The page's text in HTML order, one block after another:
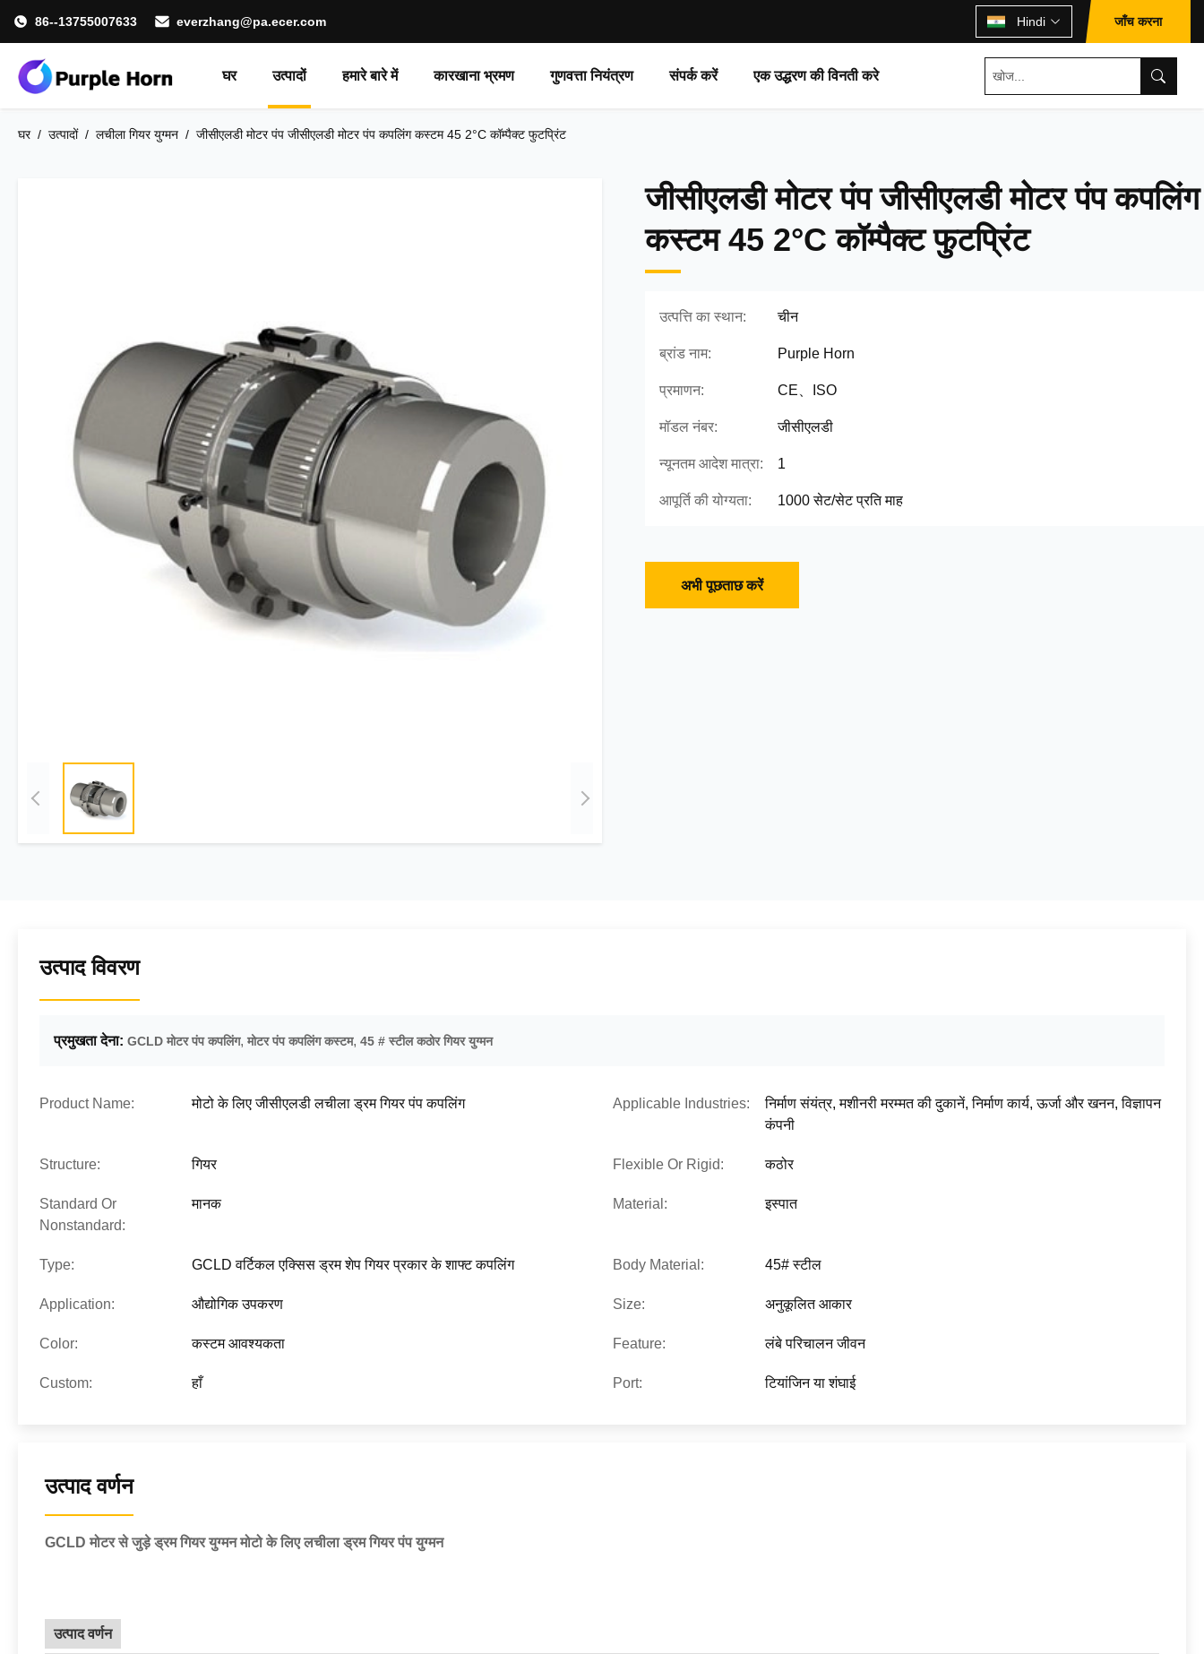
86--13755007633 everzhang@pa.ecer.com Hindi जाँच करना
घर उत्पादों हमारे बारे में कारखाना भ्रमण गुणवत्ता नियंत्रण संपर्क करें एक उद्धरण की विनती करे
घर/ उत्पादों/ लचीला गियर युग्मन / जीसीएलडी मोटर पंप जीसीएलडी मोटर पंप कपलिंग कस्टम 45 2°C कॉम्पैक्ट फुटप्रिंट
जीसीएलडी मोटर पंप जीसीएलडी मोटर पंप कपलिंग
कस्टम 45 2°C कॉम्पैक्ट फुटप्रिंट
उत्पत्ति का स्थान: चीन
ब्रांड नाम: Purple Horn
प्रमाणन: CE、ISO
मॉडल नंबर: जीसीएलडी
न्यूनतम आदेश मात्रा: 1
आपूर्ति की योग्यता: 1000 सेट/सेट प्रति माह
अभी पूछताछ करें
उत्पाद विवरण
प्रमुखता देना: GCLD मोटर पंप कपलिंग, मोटर पंप कपलिंग कस्टम, 45 # स्टील कठोर गियर युग्मन
Product Name: मोटो के लिए जीसीएलडी लचीला ड्रम गियर पंप कपलिंग Applicable Industries:
निर्माण संयंत्र, मशीनरी मरम्मत की दुकानें, निर्माण कार्य, ऊर्जा और खनन, विज्ञापन
कंपनी
Structure: गियर Flexible Or Rigid: कठोर
Standard Or
Nonstandard:
मानक Material: इस्पात
Type: GCLD वर्टिकल एक्सिस ड्रम शेप गियर प्रकार के शाफ्ट कपलिंग Body Material: 45# स्टील
Application: औद्योगिक उपकरण Size: अनुकूलित आकार
Color: कस्टम आवश्यकता Feature: लंबे परिचालन जीवन
Custom: हाँ Port: टियांजिन या शंघाई
उत्पाद वर्णन
GCLD मोटर से जुड़े ड्रम गियर युग्मन मोटो के लिए लचीला ड्रम गियर पंप युग्मन
उत्पाद वर्णन